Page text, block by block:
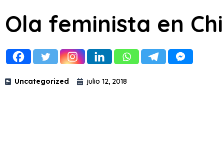
Ola feminista en
Uncategorized julio 12, 2018